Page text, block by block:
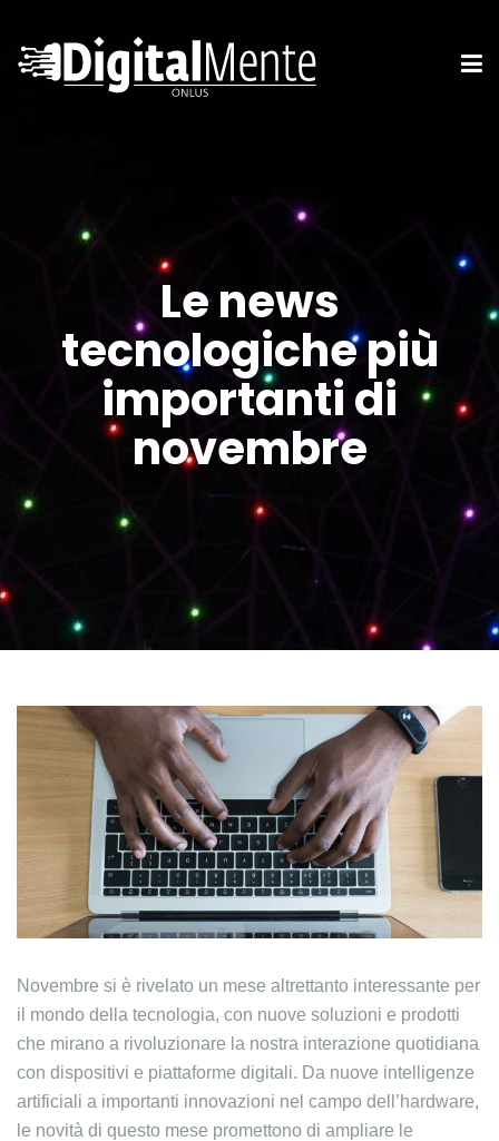
Le news
tecnologiche più
importanti di
novembre
Novembre si è rivelato un mese altrettanto interessante per
il mondo della tecnologia, con nuove soluzioni e prodotti
che mirano a rivoluzionare la nostra interazione quotidiana
con dispositivi e piattaforme digitali. Da nuove intelligenze
artificiali a importanti innovazioni nel campo dell’hardware,
le novità di questo mese promettono di ampliare le